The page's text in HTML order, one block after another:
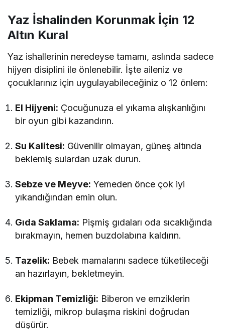
Yaz İshalinden Korunmak İçin 12
Altın Kural
Yaz ishallerinin neredeyse tamamı, aslında sadece
hijyen disiplini ile önlenebilir. İşte aileniz ve
çocuklarınız için uygulayabileceğiniz o 12 önlem:
El Hijyeni: Çocuğunuza el yıkama alışkanlığını
bir oyun gibi kazandırın.
Su Kalitesi: Güvenilir olmayan, güneş altında
beklemiş sulardan uzak durun.
Sebze ve Meyve: Yemeden önce çok iyi
yıkandığından emin olun.
Gıda Saklama: Pişmiş gıdaları oda sıcaklığında
bırakmayın, hemen buzdolabına kaldırın.
Tazelik: Bebek mamalarını sadece tüketileceği
an hazırlayın, bekletmeyin.
Ekipman Temizliği: Biberon ve emziklerin
temizliği, mikrop bulaşma riskini doğrudan
düşürür.